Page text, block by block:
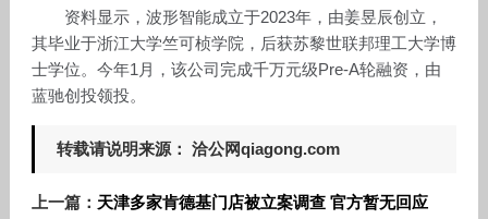
资料显示，波形智能成立于2023年，由姜昱辰创立，
其毕业于浙江大学竺可桢学院，后获苏黎世联邦理工大学博
士学位。今年1月，该公司完成千万元级Pre-A轮融资，由
蓝驰创投领投。
转载请说明来源： 洽公网qiagong.com
上一篇： 天津多家肯德基门店被立案调查 官方暂无回应